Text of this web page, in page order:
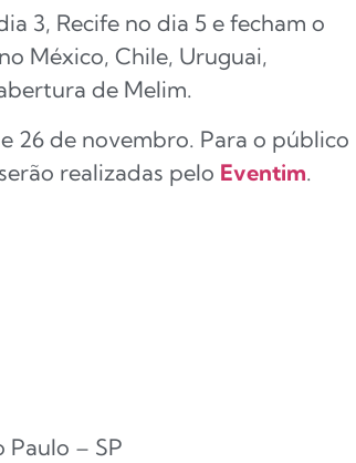
3, Recife no dia 5 e fecham o
México, Chile, Uruguai,
de Melim.
26 de novembro. Para o público
realizadas pelo Eventim.
Paulo – SP